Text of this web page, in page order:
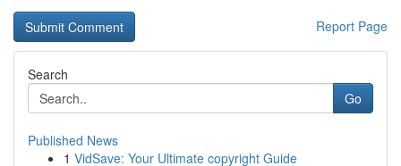
Report Page
Search
Go
Published News
1 VidSave: Your Ultimate copyright Guide